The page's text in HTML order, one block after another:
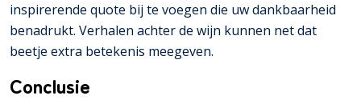
inspirerende quote bij te voegen die uw dankbaarheid
benadrukt. Verhalen achter de wijn kunnen net dat
beetje extra betekenis meegeven.
Conclusie